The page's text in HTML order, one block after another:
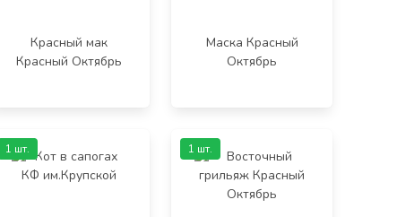
Красный мак
Красный Октябрь
Маска Красный
Октябрь
1 шт. 1 шт.